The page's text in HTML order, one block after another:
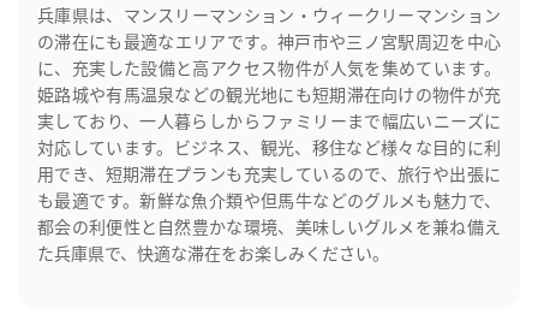
兵庫県は、マンスリーマンション・ウィークリーマンション
の滞在にも最適なエリアです。神戸市や三ノ宮駅周辺を中心
に、充実した設備と高アクセス物件が人気を集めています。
姫路城や有馬温泉などの観光地にも短期滞在向けの物件が充
実しており、一人暮らしからファミリーまで幅広いニーズに
対応しています。ビジネス、観光、移住など様々な目的に利
用でき、短期滞在プランも充実しているので、旅行や出張に
も最適です。新鮮な魚介類や但馬牛などのグルメも魅力で、
都会の利便性と自然豊かな環境、美味しいグルメを兼ね備え
た兵庫県で、快適な滞在をお楽しみください。